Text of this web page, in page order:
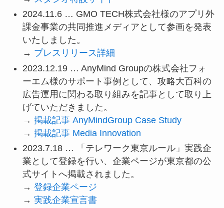
2024.11.6 … GMO TECH株式会社様のアプリ外
課金事業の共同推進メディアとして参画を発表
いたしました。
→ プレスリリース詳細
2023.12.19 … AnyMind Groupの株式会社フォ
ーエム様のサポート事例として、攻略大百科の
広告運用に関わる取り組みを記事として取り上
げていただきました。
→ 掲載記事 AnyMindGroup Case Study
→ 掲載記事 Media Innovation
2023.7.18 … 「テレワーク東京ルール」実践企
業として登録を行い、企業ページが東京都の公
式サイトへ掲載されました。
→ 登録企業ページ
→ 実践企業宣言書